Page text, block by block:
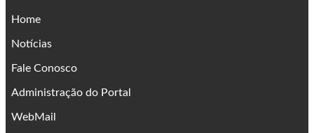
Home
Notícias
Fale Conosco
Administração do Portal
WebMail